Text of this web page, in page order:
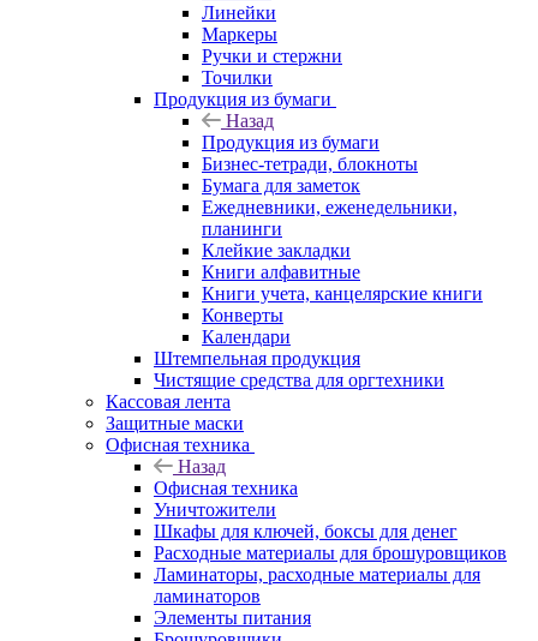
Линейки
Маркеры
Ручки и стержни
Точилки
Продукция из бумаги
Назад
Продукция из бумаги
Бизнес-тетради, блокноты
Бумага для заметок
Ежедневники, еженедельники,
планинги
Клейкие закладки
Книги алфавитные
Книги учета, канцелярские книги
Конверты
Календари
Штемпельная продукция
Чистящие средства для оргтехники
Кассовая лента
Защитные маски
Офисная техника
Назад
Офисная техника
Уничтожители
Шкафы для ключей, боксы для денег
Расходные материалы для брошуровщиков
Ламинаторы, расходные материалы для
ламинаторов
Элементы питания